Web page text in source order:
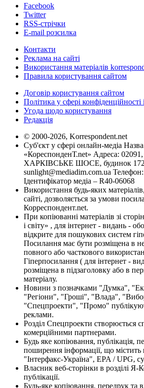
Facebook
Twitter
RSS-стрічки
E-mail розсилка
Контакти
Реклама на сайті
Використання матеріалів
Правила користування сайтом
Договір користування сайтом
Політика у сфері
Угода щодо користування
Редакція
© 2000-2026, Korrespondent.net
Суб'єкт у сфері онлайн-медіа
«КореспонденТ.net» Адреса: 02091,
ХАРКІВСЬКЕ ШОСЕ, будинок 172-
sunlight@mediadim.com.ua
Ідентифікатор медіа – R40-06068
Використання будь-яких
сайті, дозволяється за умови
Корреспондент.net.
При копіюванні матеріалів зі
і світу» , для інтернет - видань -
відкрите для пошукових систем
Посилання має бути розміщена в
повного або часткового
Гіперпосилання ( для інтернет -
розміщена в підзаголовку або в
матеріалу.
Новини з позначками "Думка",
"Регіони", "Гроші", "Влада",
"Спецпроекти", "Промо"
реклами.
Розділ Спецпроекти створюється
комерційними партнерами.
Будь яке копіювання, публікація,
поширення інформації, що містить
"Інтерфакс-Україна", EPA / UPG,
Власник веб-сторінки в розділі Я-
публікації.
Будь-яке копіювання, передрук та